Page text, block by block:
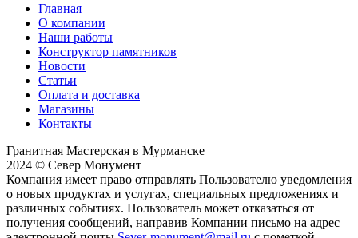
Главная
О компании
Наши работы
Конструктор памятников
Новости
Статьи
Оплата и доставка
Магазины
Контакты
Гранитная Мастерская в Мурманске
2024 © Север Монумент
Компания имеет право отправлять Пользователю уведомления
о новых продуктах и услугах, специальных предложениях и
различных событиях. Пользователь может отказаться от
получения сообщений, направив Компании письмо на адрес